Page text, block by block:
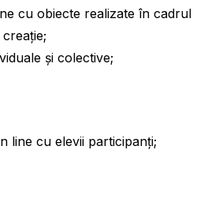
cu obiecte realizate în cadrul
şi colective;
line cu elevii participanţi;